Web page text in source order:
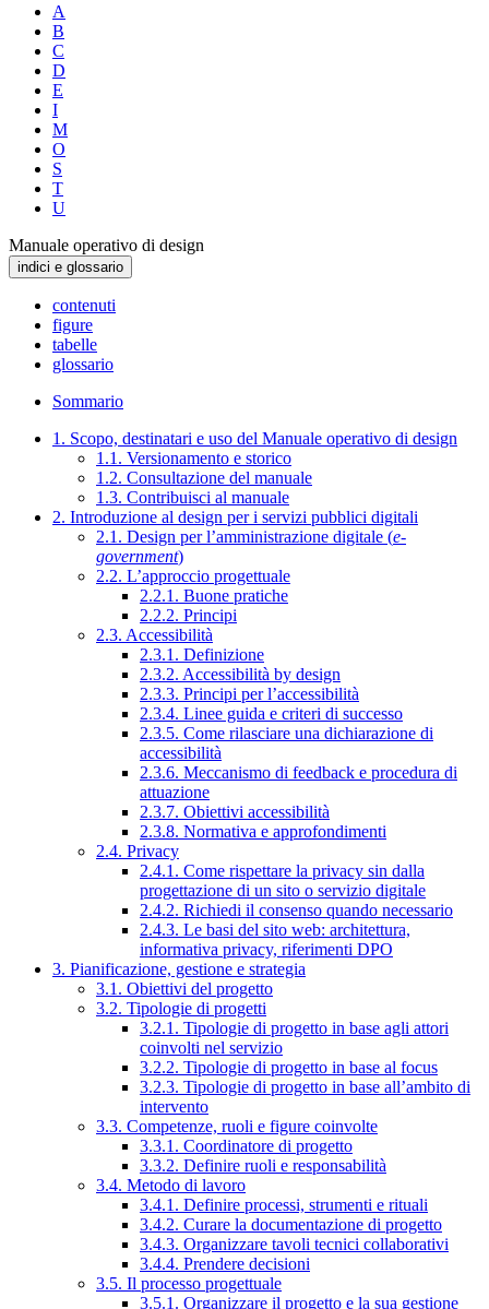
A
B
C
D
E
I
M
O
S
T
U
Manuale operativo di design
indici e glossario
contenuti
figure
tabelle
glossario
Sommario
1. Scopo, destinatari e uso del Manuale operativo di design
1.1. Versionamento e storico
1.2. Consultazione del manuale
1.3. Contribuisci al manuale
2. Introduzione al design per i servizi pubblici digitali
2.1. Design per l’amministrazione digitale (e-
government)
2.2. L’approccio progettuale
2.2.1. Buone pratiche
2.2.2. Principi
2.3. Accessibilità
2.3.1. Definizione
2.3.2. Accessibilità by design
2.3.3. Principi per l’accessibilità
2.3.4. Linee guida e criteri di successo
2.3.5. Come rilasciare una dichiarazione di
accessibilità
2.3.6. Meccanismo di feedback e procedura di
attuazione
2.3.7. Obiettivi accessibilità
2.3.8. Normativa e approfondimenti
2.4. Privacy
2.4.1. Come rispettare la privacy sin dalla
progettazione di un sito o servizio digitale
2.4.2. Richiedi il consenso quando necessario
2.4.3. Le basi del sito web: architettura,
informativa privacy, riferimenti DPO
3. Pianificazione, gestione e strategia
3.1. Obiettivi del progetto
3.2. Tipologie di progetti
3.2.1. Tipologie di progetto in base agli attori
coinvolti nel servizio
3.2.2. Tipologie di progetto in base al focus
3.2.3. Tipologie di progetto in base all’ambito di
intervento
3.3. Competenze, ruoli e figure coinvolte
3.3.1. Coordinatore di progetto
3.3.2. Definire ruoli e responsabilità
3.4. Metodo di lavoro
3.4.1. Definire processi, strumenti e rituali
3.4.2. Curare la documentazione di progetto
3.4.3. Organizzare tavoli tecnici collaborativi
3.4.4. Prendere decisioni
3.5. Il processo progettuale
3.5.1. Organizzare il progetto e la sua gestione